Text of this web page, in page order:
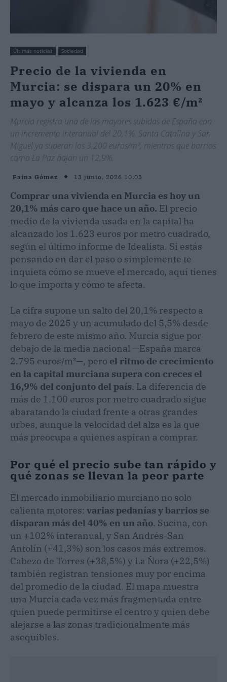
Últimas noticias Sociedad
Precio de la vivienda en
Murcia: se dispara un 20% en
mayo y alcanza los 1.623 €/m²
Murcia registra una de las mayores subidas de España con
un incremento interanual del 20,1%. Santa Catalina y San
Miguel ya superan los 3.200 euros/m², mientras que barrios
como La Paz bajan un 12,9%.
Faina Gómez 13 junio, 2026 10:03
Comprar una vivienda en Murcia es hoy un
20,1% más caro que hace un año. El precio
medio de la vivienda usada en la capital ha
alcanzado los 1.623 euros por metro cuadrado,
según el último informe de Idealista. Si estás
pensando en dar el paso o simplemente te
inquieta cómo se mueve el mercado, aquí tienes
lo que importa y cómo te afecta.
La cifra supone un salto del 20,1% respecto a
mayo de 2025 y un acumulado del 5,5% desde
febrero de este mismo año. Murcia sigue por
debajo de la media nacional —España marca
2.795 euros/m²—, pero el ritmo de crecimiento
en la capital murciana supera con creces el
16,9% del conjunto del país. La diferencia de
más de 1.100 euros por metro cuadrado sigue
abaratando la ciudad frente a otras grandes
urbes, aunque la velocidad del alza es la que
más preocupa a quienes aspiran a comprar.
Por qué el precio sube tan rápido y
qué zonas se llevan la peor parte
El mercado inmobiliario murciano no solo
calienta motores: varias pedanías y barrios se
disparan más del 40% en un año. Sucina, con
un +102% interanual, y San Andrés-San
Antolín (+41,3%) son los casos más extremos.
Cabezo de Torres (+38,5%) y La Ñora (+22,5%)
también registran tensiones muy por encima
del promedio de la ciudad. El mapa muestra
una Murcia cada vez más fragmentada entre
quien puede permitirse el centro y quien debe
alejarse a las zonas tradicionalmente más
asequibles.